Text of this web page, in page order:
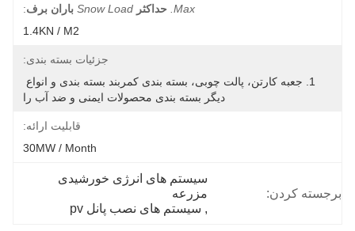
Max. حداکثر Snow Load باران برف:
1.4KN / M2
جزئیات بسته بندی:
دیگر بسته بندی محصولات ایمنی و ضد آب را
قابلیت ارائه:
30MW / Month
برجسته کردن:
مزرعه
, سیستم های نصب پانل pv